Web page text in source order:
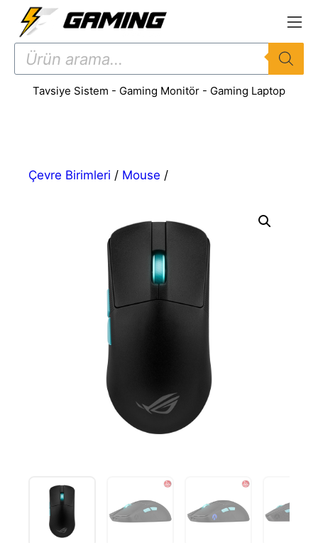
İçeriğe
Products
search
Tavsiye Sistem - Gaming Monitör - Gaming Laptop
Çevre Birimleri / Mouse /